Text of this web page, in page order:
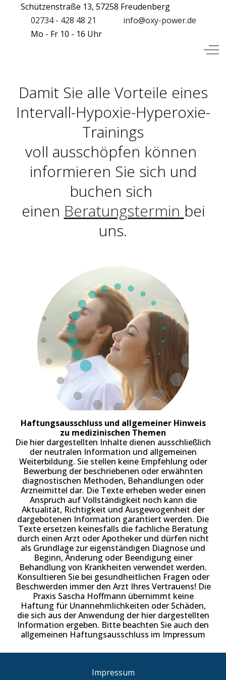
Schützenstraße 13, 57258 Freudenberg
02734 - 428 48 21
info@oxy-power.de
Mo - Fr 10 - 16 Uhr
Damit Sie alle Vorteile eines
Intervall-Hypoxie-Hyperoxie-
Trainings
voll ausschöpfen können
informieren Sie sich und
buchen sich
einen Beratungstermin bei
uns.
Haftungsausschluss und allgemeiner Hinweis
zu medizinischen Themen
Die hier dargestellten Inhalte dienen ausschließlich
der neutralen Information und allgemeinen
Weiterbildung. Sie stellen keine Empfehlung oder
Bewerbung der beschriebenen oder erwähnten
diagnostischen Methoden, Behandlungen oder
Arzneimittel dar. Die Texte erheben weder einen
Anspruch auf Vollständigkeit noch kann die
Aktualität, Richtigkeit und Ausgewogenheit der
dargebotenen Information garantiert werden. Die
Texte ersetzen keinesfalls die fachliche Beratung
durch einen Arzt oder Apotheker und dürfen nicht
als Grundlage zur eigenständigen Diagnose und
Beginn, Änderung oder Beendigung einer
Behandlung von Krankheiten verwendet werden.
Konsultieren Sie bei gesundheitlichen Fragen oder
Beschwerden immer den Arzt Ihres Vertrauens! Die
Praxis Sascha Hoffmann übernimmt keine
Haftung für Unannehmlichkeiten oder Schäden,
die sich aus der Anwendung der hier dargestellten
Information ergeben. Bitte beachten Sie auch den
allgemeinen Haftungsausschluss im Impressum
Impressum